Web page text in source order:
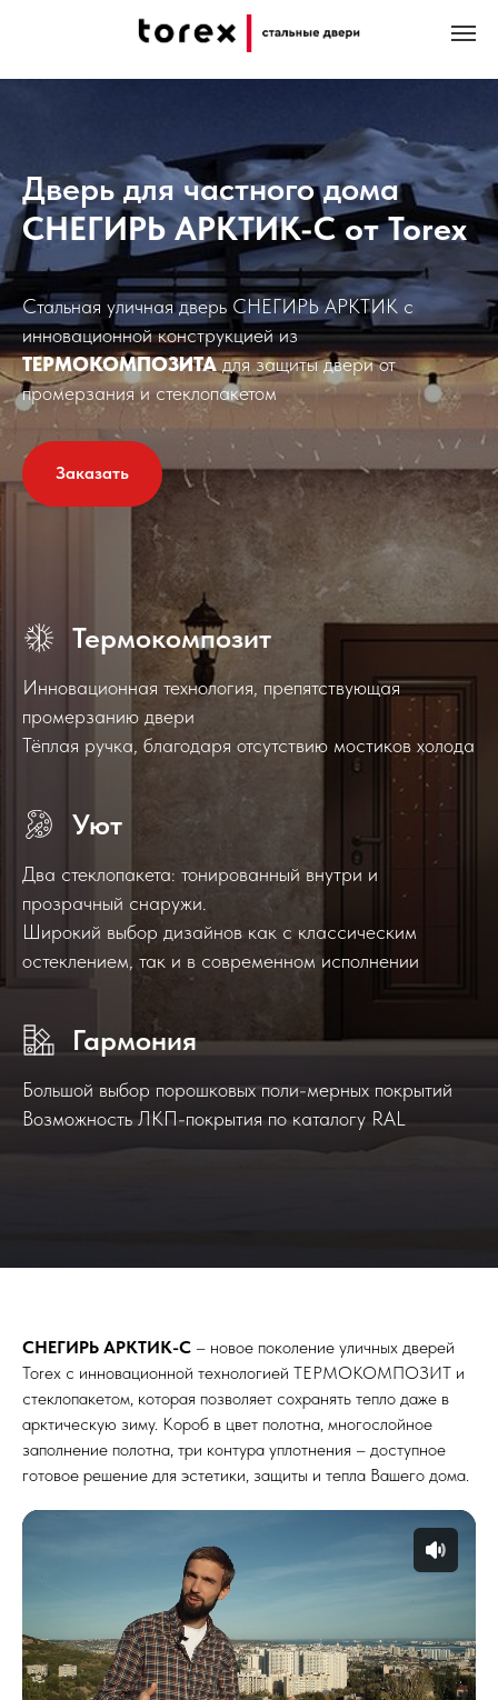
Двери в частный дом СНЕГИРЬ АРКТИК-С
Дверь для частного дома
СНЕГИРЬ АРКТИК-С от Torex
Стальная уличная дверь СНЕГИРЬ АРКТИК с
инновационной конструкцией из
ТЕРМОКОМПОЗИТАдля защиты двери от
промерзания и стеклопакетом
Заказать
Термокомпозит
Инновационная технология, препятствующая
промерзанию двери
Тёплая ручка, благодаря отсутствию мостиков холода
Уют
Два стеклопакета: тонированный внутри и
прозрачный снаружи.
Широкий выбор дизайнов как с классическим
остеклением, так и в современном исполнении
Гармония
Большой выбор порошковых поли-мерных покрытий
Возможность ЛКП-покрытия по каталогу RAL
СНЕГИРЬ АРКТИК-С – новое поколение уличных дверей
Torex с инновационной технологией ТЕРМОКОМПОЗИТ и
стеклопакетом, которая позволяет сохранять тепло даже в
арктическую зиму. Короб в цвет полотна, многослойное
заполнение полотна, три контура уплотнения – доступное
готовое решение для эстетики, защиты и тепла Вашего дома.